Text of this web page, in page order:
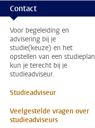
Contact
Voor begeleiding en
advisering bij je
studie(keuze) en het
opstellen van een studieplan
kun je terecht bij je
studieadviseur.
Studieadviseur
Veelgestelde vragen over
studieadviseurs